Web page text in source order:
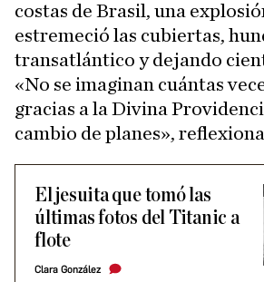
costas de Brasil, una
estremeció las cubiertas,
transatlántico y dejando
«No se imaginan cuántas
gracias a la Divina
cambio de planes»,
El jesuita que tomó las
últimas fotos del Titanic a
flote
Clara González